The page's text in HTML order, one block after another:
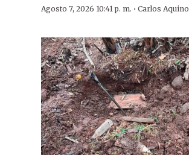
Agosto 7, 2026 10:41 p. m. · Carlos Aquino